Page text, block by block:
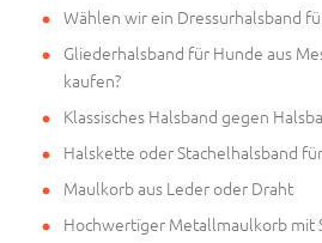
Wählen wir ein Dressurhalsband
Gliederhalsband für Hunde aus
kaufen?
Klassisches Halsband gegen
Halskette oder Stachelhalsband
Maulkorb aus Leder oder Draht
Hochwertiger Metallmaulkorb mit